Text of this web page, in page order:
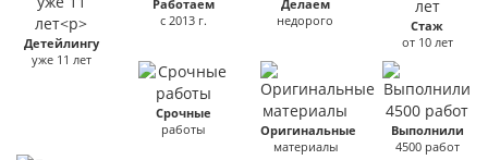
Детейлингу
уже 11 лет
Работаем
с 2013 г.
Делаем
недорого
Стаж
от 10 лет
Срочные
работы
Оригинальные
материалы
Выполнили
4500 работ